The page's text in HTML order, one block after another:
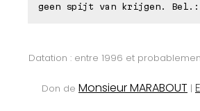
geen spijt van krijgen. Bel.:
Datation : entre 1996 et
Don de Monsieur MARABOUT |